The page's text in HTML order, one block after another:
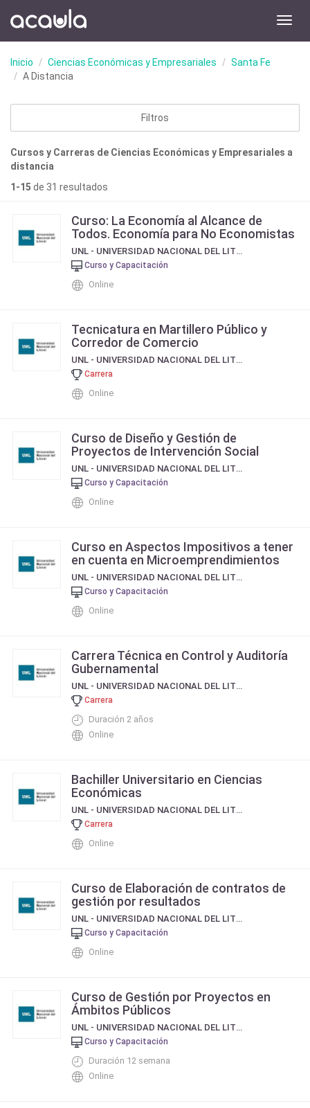
Inicio Ciencias Económicas y Empresariales
Santa Fe
A Distancia
Filtros
Cursos y Carreras de Ciencias Económicas y Empresariales a
distancia
1-15 de 31 resultados
Curso: La Economía al Alcance de
Todos. Economía para No Economistas
UNL - UNIVERSIDAD NACIONAL DEL LITORAL
Curso y Capacitación
Online
Tecnicatura en Martillero Público y
Corredor de Comercio
UNL - UNIVERSIDAD NACIONAL DEL LITORAL
Carrera
Online
Curso de Diseño y Gestión de
Proyectos de Intervención Social
UNL - UNIVERSIDAD NACIONAL DEL LITORAL
Curso y Capacitación
Online
Curso en Aspectos Impositivos a tener
en cuenta en Microemprendimientos
UNL - UNIVERSIDAD NACIONAL DEL LITORAL
Curso y Capacitación
Online
Carrera Técnica en Control y Auditoría
Gubernamental
UNL - UNIVERSIDAD NACIONAL DEL LITORAL
Carrera
Duración 2 años
Online
Bachiller Universitario en Ciencias
Económicas
UNL - UNIVERSIDAD NACIONAL DEL LITORAL
Carrera
Online
Curso de Elaboración de contratos de
gestión por resultados
UNL - UNIVERSIDAD NACIONAL DEL LITORAL
Curso y Capacitación
Online
Curso de Gestión por Proyectos en
Ámbitos Públicos
UNL - UNIVERSIDAD NACIONAL DEL LITORAL
Curso y Capacitación
Duración 12 semana
Online